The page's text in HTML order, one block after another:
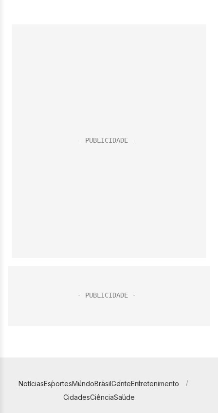
NotíciasEsportesMundoBrasilGenteEntretenimento
CidadesCiênciaSaúde